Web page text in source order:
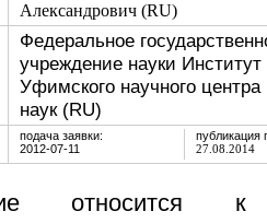
Александрович (RU)
Федеральное
учреждение науки
Уфимского научного
наук (RU)
подача заявки:
2012-07-11
публикация
27.08.2014
относится к